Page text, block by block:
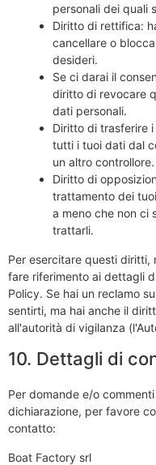
personali dei quali
Diritto di rettifica:
cancellare o
desideri.
Se ci darai il
diritto di revocare
dati personali.
Diritto di trasferire
tutti i tuoi dati dal
un altro controllore.
Diritto di
trattamento dei
a meno che non ci
trattarli.
Per esercitare questi
fare riferimento ai dettagli
Policy. Se hai un reclamo
sentirti, ma hai anche il
all'autorità di vigilanza
10. Dettagli di
Per domande e/o
dichiarazione, per favore
contatto:
Boat Factory srl